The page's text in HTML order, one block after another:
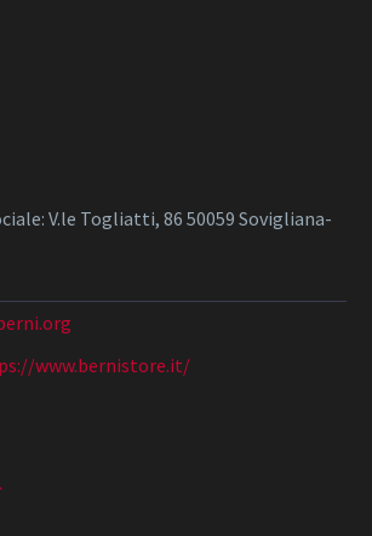
V.le Togliatti, 86 50059 Sovigliana-
www.bernistore.it/